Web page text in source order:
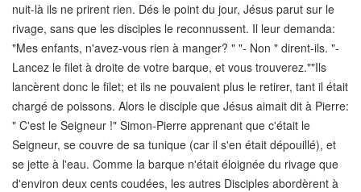
nuit-là ils ne prirent rien. Dés le point du jour, Jésus parut sur le
rivage, sans que les disciples le reconnussent. Il leur demanda:
"Mes enfants, n'avez-vous rien à manger? " "- Non " dirent-ils. "-
Lancez le filet à droite de votre barque, et vous trouverez.""Ils
lancèrent donc le filet; et ils ne pouvaient plus le retirer, tant il était
chargé de poissons. Alors le disciple que Jésus aimait dit à Pierre:
" C'est le Seigneur !" Simon-Pierre apprenant que c'était le
Seigneur, se couvre de sa tunique (car il s'en était dépouillé), et
se jette à l'eau. Comme la barque n'était éloignée du rivage que
d'environ deux cents coudées, les autres Disciples abordèrent à